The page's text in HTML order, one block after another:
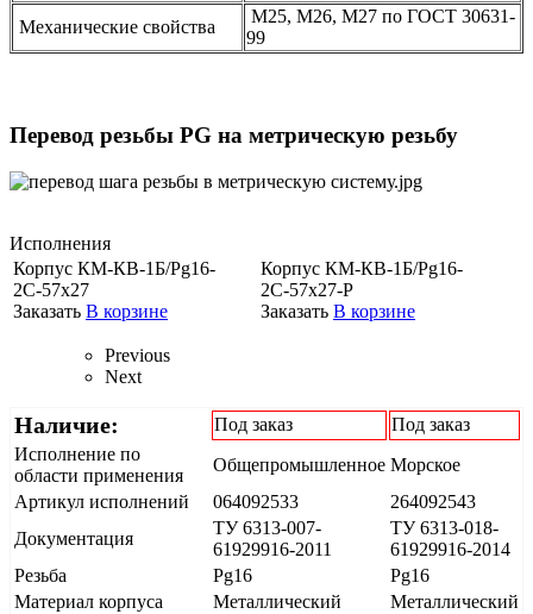
Механические свойства
М25, М26, М27 по ГОСТ 30631-
99
Перевод резьбы PG на метрическую резьбу
Исполнения
Корпус КМ-КВ-1Б/Pg16-
2С-57х27
Заказать В корзине
Корпус КМ-КВ-1Б/Pg16-
2С-57х27-Р
Заказать В корзине
Previous
Next
Наличие: Под заказ
Под заказ
Исполнение по
области применения
Общепромышленное Морское
Артикул исполнений
064092533
264092543
Документация
ТУ 6313-007-
61929916-2011
ТУ 6313-018-
61929916-2014
Резьба
Pg16
Pg16
Материал корпуса
Металлический
Металлический